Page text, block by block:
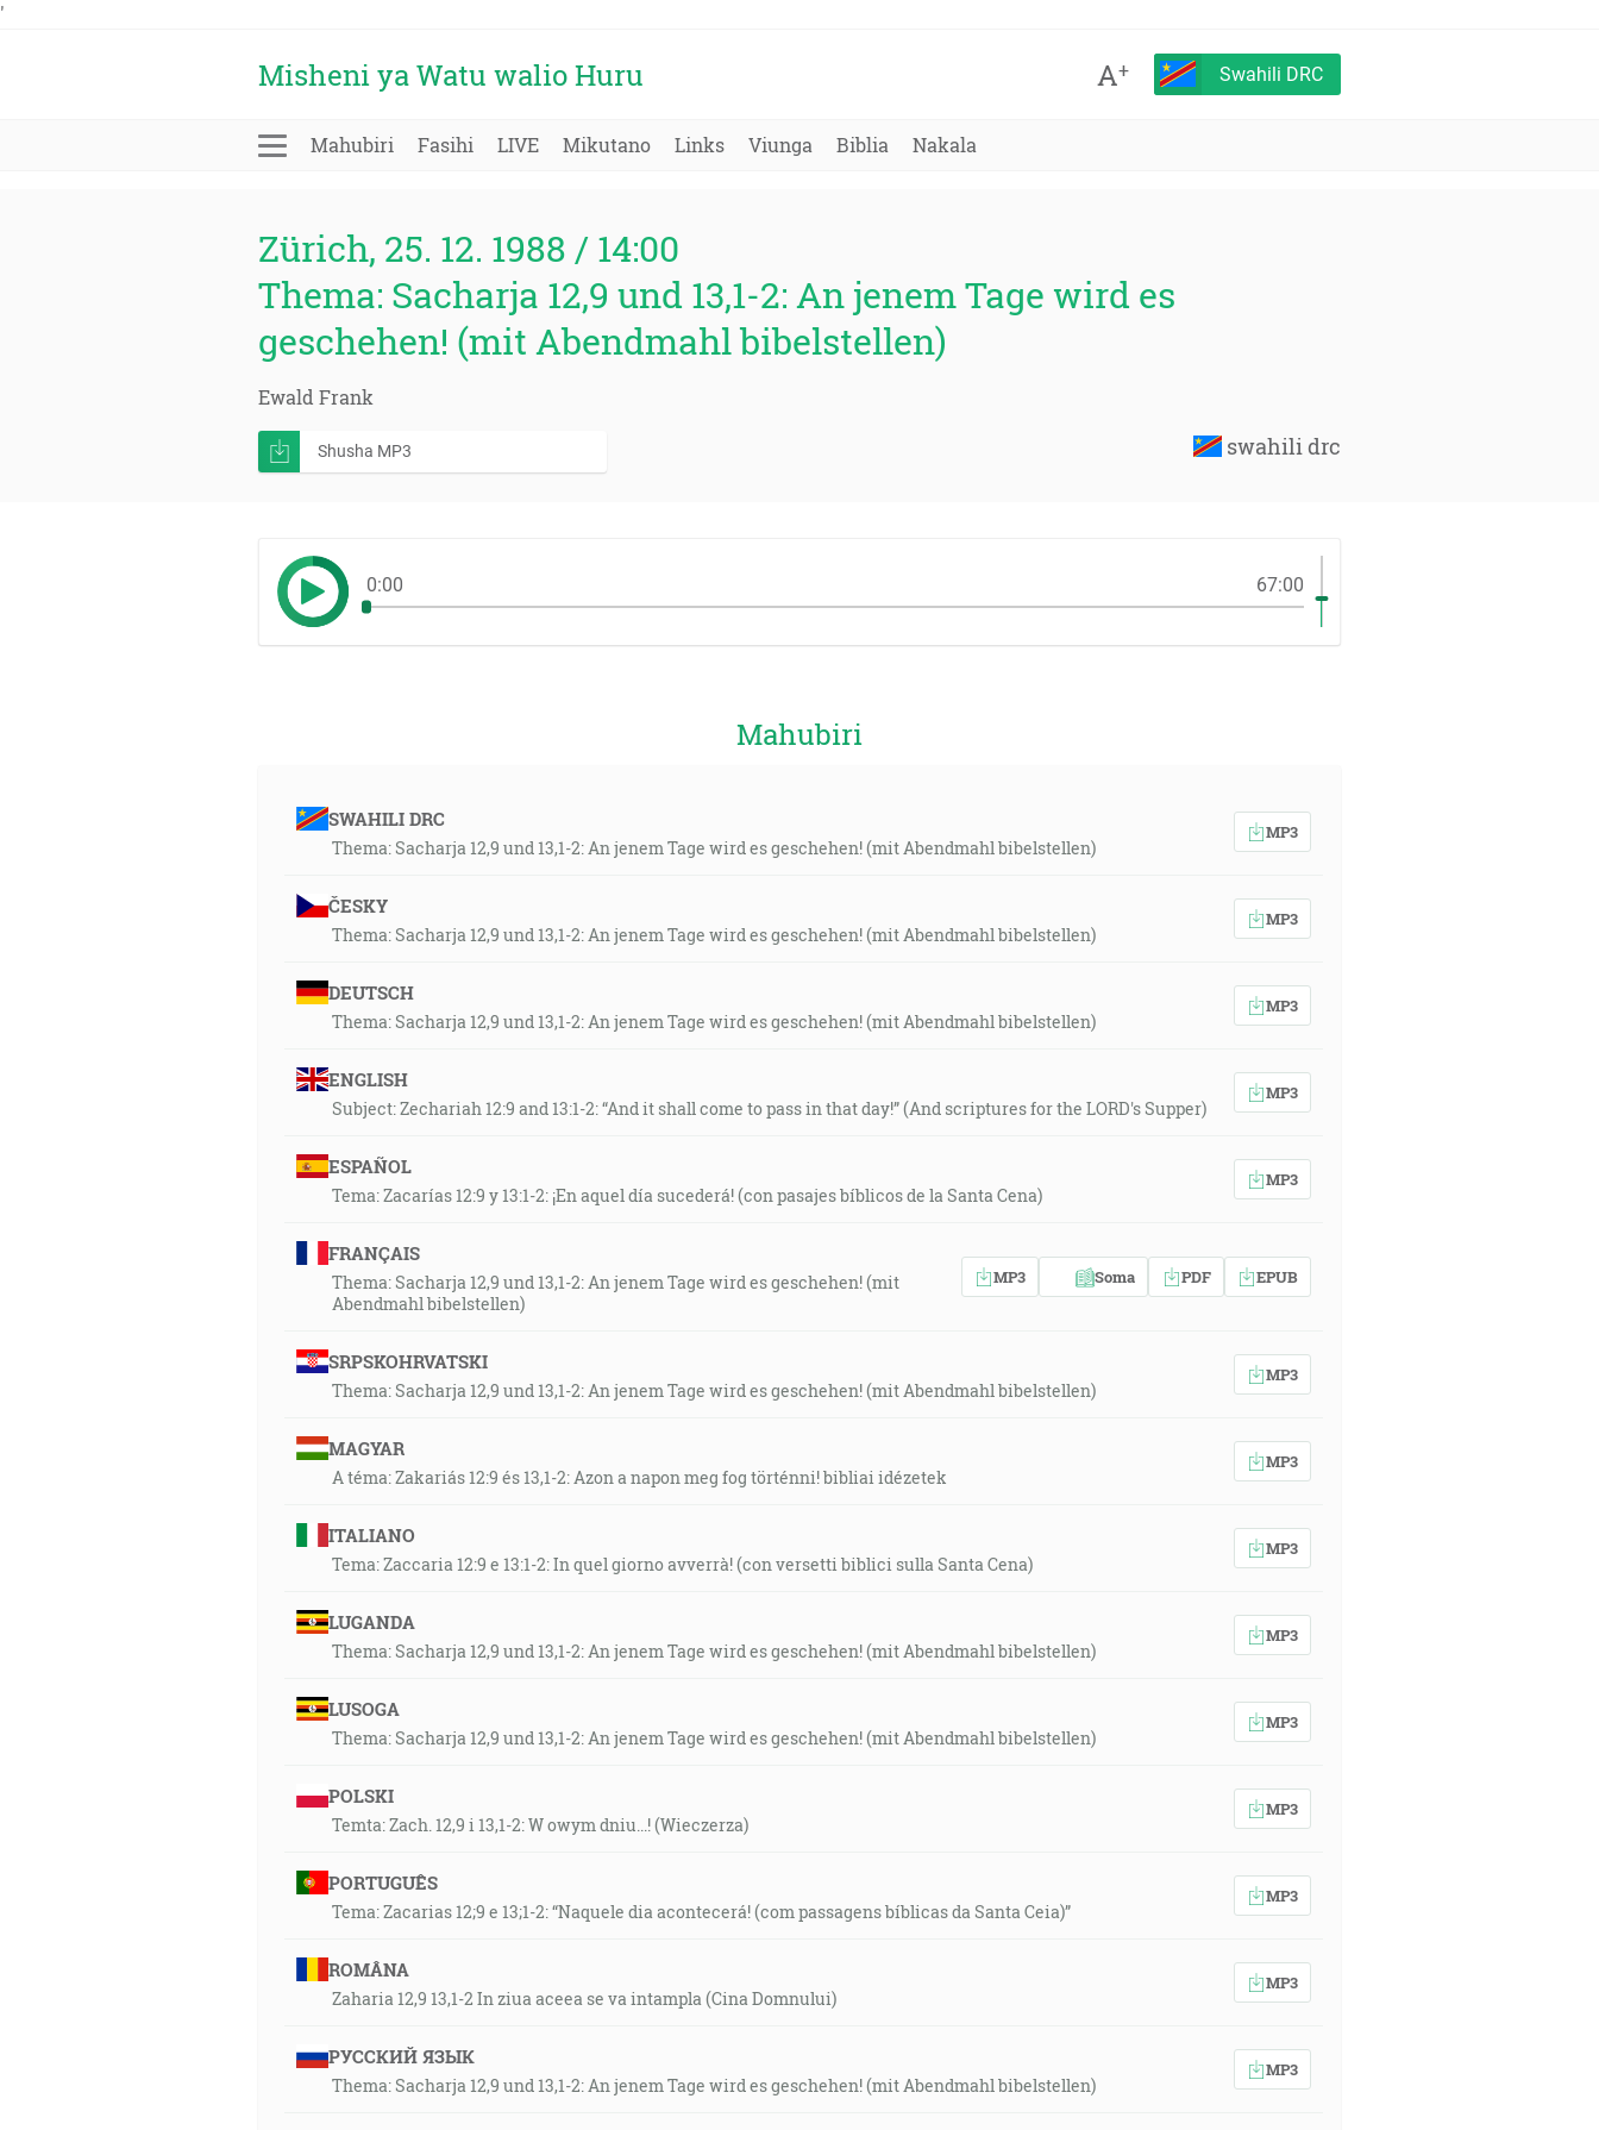
'
Misheni ya Watu walio Huru A+ Swahili DRC
Mahubiri Fasihi LIVE Mikutano Links Viunga Biblia Nakala
Zürich, 25. 12. 1988 / 14:00
Thema: Sacharja 12,9 und 13,1-2: An jenem Tage wird es
geschehen! (mit Abendmahl bibelstellen)
Ewald Frank
swahili drc
Shusha MP3
0:00 67:00
Mahubiri
SWAHILI DRC
Thema: Sacharja 12,9 und 13,1-2: An jenem Tage wird es geschehen! (mit Abendmahl bibelstellen)
MP3
ČESKY
Thema: Sacharja 12,9 und 13,1-2: An jenem Tage wird es geschehen! (mit Abendmahl bibelstellen)
MP3
DEUTSCH
Thema: Sacharja 12,9 und 13,1-2: An jenem Tage wird es geschehen! (mit Abendmahl bibelstellen)
MP3
ENGLISH
Subject: Zechariah 12:9 and 13:1-2: “And it shall come to pass in that day!” (And scriptures for the LORD's Supper)
MP3
ESPAÑOL
Tema: Zacarías 12:9 y 13:1-2: ¡En aquel día sucederá! (con pasajes bíblicos de la Santa Cena)
MP3
FRANÇAIS
Thema: Sacharja 12,9 und 13,1-2: An jenem Tage wird es geschehen! (mit
Abendmahl bibelstellen)
MP3 Soma PDF EPUB
SRPSKOHRVATSKI
Thema: Sacharja 12,9 und 13,1-2: An jenem Tage wird es geschehen! (mit Abendmahl bibelstellen)
MP3
MAGYAR
A téma: Zakariás 12:9 és 13,1-2: Azon a napon meg fog történni! bibliai idézetek
MP3
ITALIANO
Tema: Zaccaria 12:9 e 13:1-2: In quel giorno avverrà! (con versetti biblici sulla Santa Cena)
MP3
LUGANDA
Thema: Sacharja 12,9 und 13,1-2: An jenem Tage wird es geschehen! (mit Abendmahl bibelstellen)
MP3
LUSOGA
Thema: Sacharja 12,9 und 13,1-2: An jenem Tage wird es geschehen! (mit Abendmahl bibelstellen)
MP3
POLSKI
Temta: Zach. 12,9 i 13,1-2: W owym dniu...! (Wieczerza)
MP3
PORTUGUÊS
Tema: Zacarias 12;9 e 13;1-2: “Naquele dia acontecerá! (com passagens bíblicas da Santa Ceia)”
MP3
ROMÂNA
Zaharia 12,9 13,1-2 In ziua aceea se va intampla (Cina Domnului)
MP3
РУССКИЙ ЯЗЫК
Thema: Sacharja 12,9 und 13,1-2: An jenem Tage wird es geschehen! (mit Abendmahl bibelstellen)
MP3